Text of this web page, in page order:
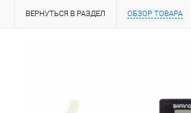
ВЕРНУТЬСЯ В РАЗДЕЛ ОБЗОР ТОВАРА